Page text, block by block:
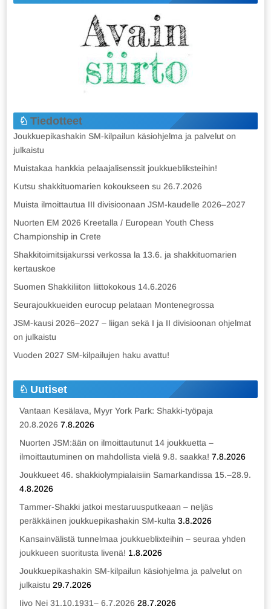
Tiedotteet
Joukkuepikashakin SM-kilpailun käsiohjelma ja palvelut on
julkaistu
Muistakaa hankkia pelaajalisenssit joukkuebliksteihin!
Kutsu shakkituomarien kokoukseen su 26.7.2026
Muista ilmoittautua III divisioonaan JSM-kaudelle 2026–2027
Nuorten EM 2026 Kreetalla / European Youth Chess
Championship in Crete
Shakkitoimitsijakurssi verkossa la 13.6. ja shakkituomarien
kertauskoe
Suomen Shakkiliiton liittokokous 14.6.2026
Seurajoukkueiden eurocup pelataan Montenegrossa
JSM-kausi 2026–2027 – liigan sekä I ja II divisioonan ohjelmat
on julkaistu
Vuoden 2027 SM-kilpailujen haku avattu!
Uutiset
Vantaan Kesälava, Myyr York Park: Shakki-työpaja
20.8.2026 7.8.2026
Nuorten JSM:ään on ilmoittautunut 14 joukkuetta –
ilmoittautuminen on mahdollista vielä 9.8. saakka! 7.8.2026
Joukkueet 46. shakkiolympialaisiin Samarkandissa 15.–28.9.
4.8.2026
Tammer-Shakki jatkoi mestaruusputkeaan – neljäs
peräkkäinen joukkuepikashakin SM-kulta 3.8.2026
Kansainvälistä tunnelmaa joukkueblixteihin – seuraa yhden
joukkueen suoritusta livenä! 1.8.2026
Joukkuepikashakin SM-kilpailun käsiohjelma ja palvelut on
julkaistu 29.7.2026
Iivo Nei 31.10.1931– 6.7.2026 28.7.2026